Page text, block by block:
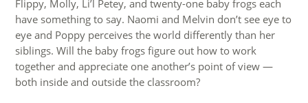
Flippy, Molly, Li’l Petey, and twenty-one baby frogs each
have something to say. Naomi and Melvin don’t see eye to
eye and Poppy perceives the world differently than her
siblings. Will the baby frogs figure out how to work
together and appreciate one another’s point of view —
both inside and outside the classroom?